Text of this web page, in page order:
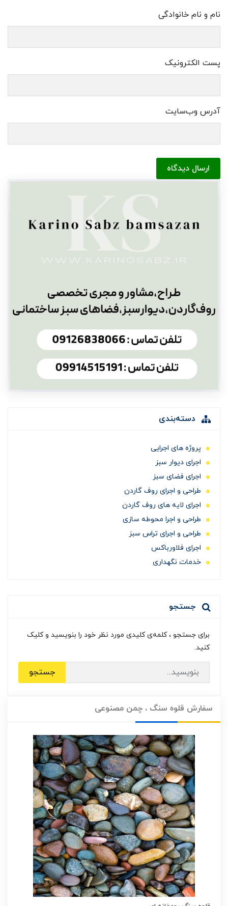
نام و نام خانوادگی
پست الکترونیک
آدرس وب‌سایت
ارسال دیدگاه
دسته‌بندی
پروژه های اجرایی
اجرای دیوار سبز
اجرای فضای سبز
طراحی و اجرای روف گاردن
اجرای لایه های روف گاردن
طراحی و اجرا محوطه سازی
طراحی و اجرای تراس سبز
اجرای فلاورباکس
خدمات نگهداری
جستجو
برای جستجو ، کلمه‌ی کلیدی مورد نظر خود را بنویسید و کلیک
کنید.
جستجو
سفارش قلوه سنگ ، چمن مصنوعی